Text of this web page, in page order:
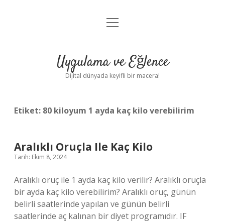
Anasayfa
Yasal Uyarı
menüyü
Uygulama ve Eğlence
Dijital dünyada keyifli bir macera!
Etiket: 80 kiloyum 1 ayda kaç kilo verebilirim
Aralıklı Oruçla Ile Kaç Kilo
Tarih: Ekim 8, 2024
Aralıklı oruç ile 1 ayda kaç kilo verilir? Aralıklı oruçla
bir ayda kaç kilo verebilirim? Aralıklı oruç, günün
belirli saatlerinde yapılan ve günün belirli
saatlerinde aç kalınan bir diyet programıdır. IF